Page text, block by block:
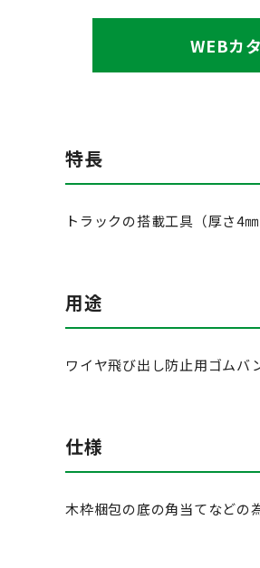
WEBカ
特長
トラックの搭載工具（厚さ4㎜
用途
ワイヤ飛び出し防止用ゴムバ
仕様
木枠梱包の底の角当てなどの